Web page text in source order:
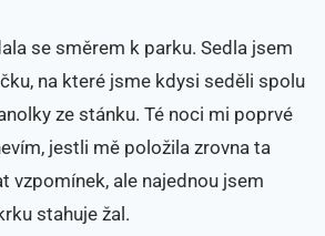
se směrem k parku. Sedla jsem
na které jsme kdysi seděli spolu
ze stánku. Té noci mi poprvé
jestli mě položila zrovna ta
vzpomínek, ale najednou jsem
stahuje žal.